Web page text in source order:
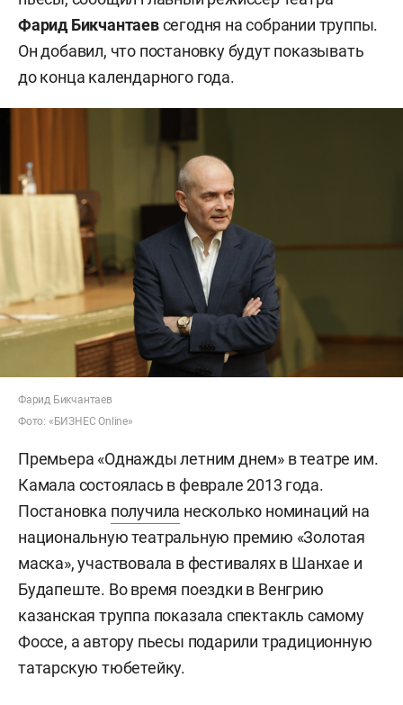
Фарид Бикчантаевсегодня на собрании труппы.
Он добавил, что постановку будут показывать
до конца календарного года.
Фарид Бикчантаев
Фото: «БИЗНЕС Online»
Премьера «Однажды летним днем» в театре им.
Камала состоялась в феврале 2013 года.
Постановка получила несколько номинаций на
национальную театральную премию «Золотая
маска», участвовала в фестивалях в Шанхае и
Будапеште. Во время поездки в Венгрию
казанская труппа показала спектакль самому
Фоссе, а автору пьесы подарили традиционную
татарскую тюбетейку.